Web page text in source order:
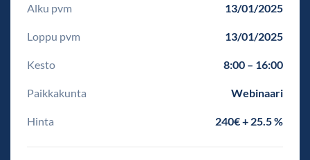
Alku pvm 13/01/2025
Loppu pvm 13/01/2025
Kesto 8:00 – 16:00
Paikkakunta Webinaari
Hinta 240€ + 25.5 %